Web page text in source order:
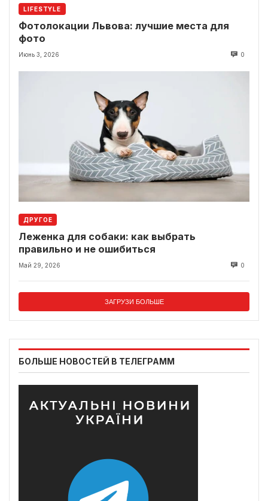
LIFESTYLE
Фотолокации Львова: лучшие места для
фото
Июнь 3, 2026 0
ДРУГОЕ
Леженка для собаки: как выбрать
правильно и не ошибиться
Май 29, 2026 0
ЗАГРУЗИ БОЛЬШЕ
БОЛЬШЕ НОВОСТЕЙ В ТЕЛЕГРАММ